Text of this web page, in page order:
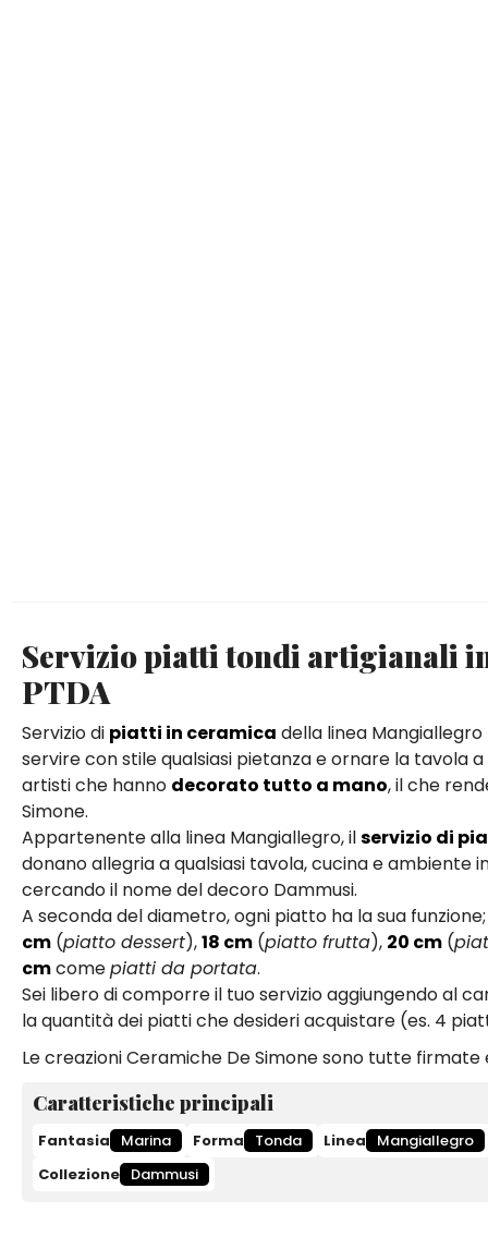
Servizio piatti tondi artigianali
PTDA
Servizio di piatti in ceramica della linea Mangiallegro
servire con stile qualsiasi pietanza e ornare la tavola
artisti che hanno decorato tutto a mano, il che
Simone.
Appartenente alla linea Mangiallegro, ilservizio di
donano allegria a qualsiasi tavola, cucina e
cercando il nome del decoro Dammusi.
A seconda del diametro, ogni piatto ha la sua
cm (piatto dessert),18 cm (piatto frutta), 20 cm (
cmcomepiatti da portata.
Sei libero di comporre il tuo servizio aggiungendo al
la quantità dei piatti che desideri acquistare (es. 4
Le creazioni Ceramiche De Simone sono tutte
Caratteristiche principali
Fantasia Marina Forma Tonda Linea Mangiallegro
Collezione Dammusi